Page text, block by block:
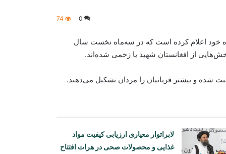
0
74
خود اعلام کرده است که در سه‌ماه نخست سال
ثبت شده و بیشتر قربانیان را مردان تشکیل می‌دهند.
لابراتوار معیاری ارزیابی کیفیت مواد
غذایی و محصولات صحی در هرات افتتاح